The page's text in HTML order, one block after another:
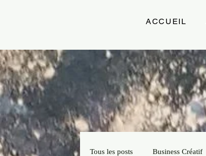
ACCUEIL
Tous les posts Business Créatif